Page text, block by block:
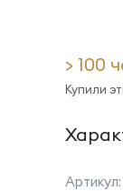
> 100
Купили
Артикул: